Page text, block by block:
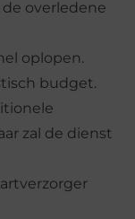
overledene
oplopen.
budget.
zal de dienst